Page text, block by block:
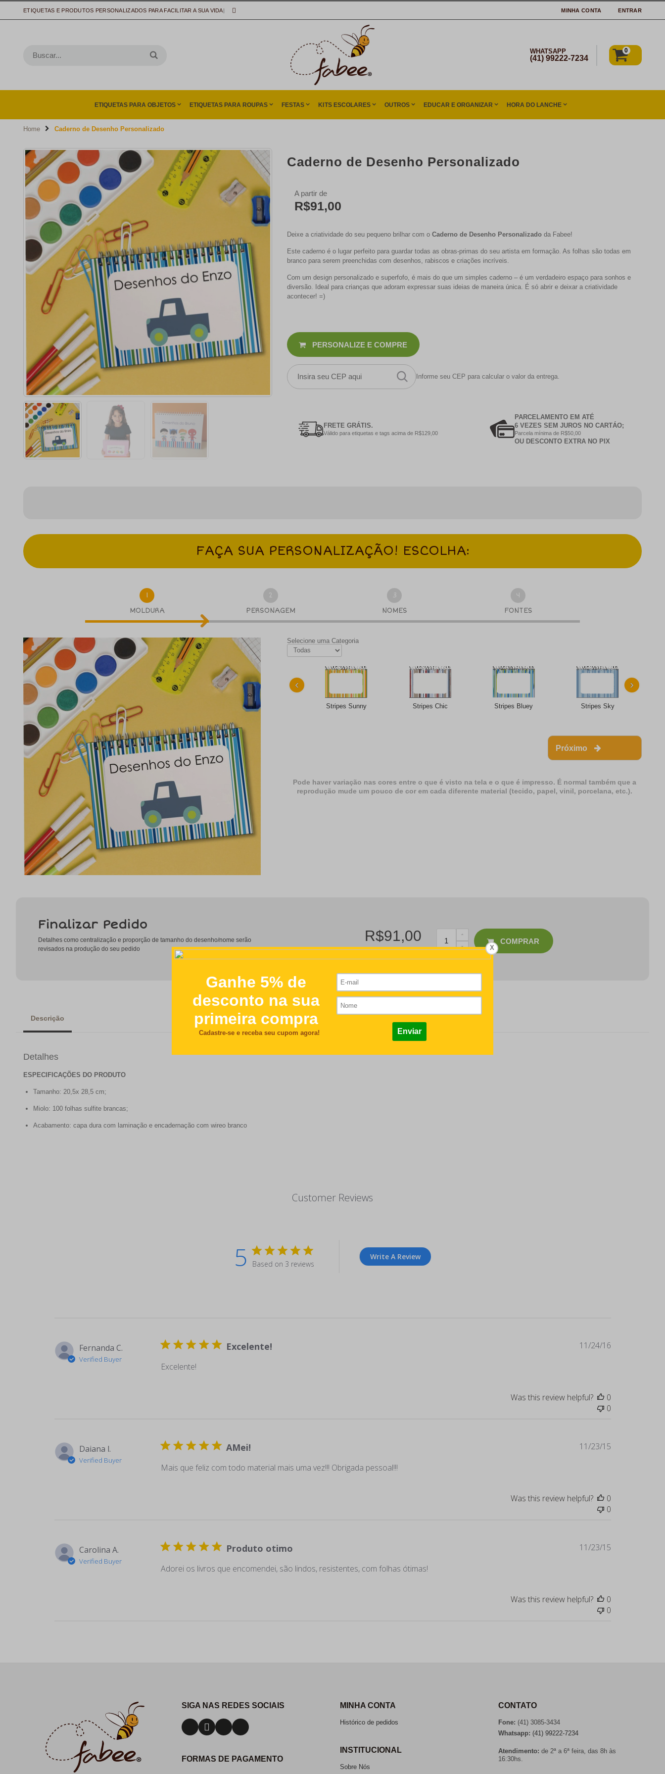
MINHA CONTA ENTRAR
ETIQUETAS E PRODUTOS PERSONALIZADOS PARA FACILITAR A SUA VIDA|
WHATSAPP
(41) 99222-7234
0
ETIQUETAS PARA OBJETOS ETIQUETAS PARA ROUPAS FESTAS KITS ESCOLARES OUTROS EDUCAR E ORGANIZAR HORA DO LANCHE
Home Caderno de Desenho Personalizado
Caderno de Desenho Personalizado
A partir de
R$91,00
Deixe a criatividade do seu pequeno brilhar com oCaderno de Desenho Personalizado da Fabee!
Este caderno é o lugar perfeito para guardar todas as obras-primas do seu artista em formação. As folhas são todas em
branco para serem preenchidas com desenhos, rabiscos e criações incríveis.
Com um design personalizado e superfofo, é mais do que um simples caderno – é um verdadeiro espaço para sonhos e
diversão. Ideal para crianças que adoram expressar suas ideias de maneira única. É só abrir e deixar a criatividade
acontecer! =)
PERSONALIZE E COMPRE
Informe seu CEP para calcular o valor da entrega.
FRETE GRÁTIS.
Válido para etiquetas e tags acima de R$129,00
PARCELAMENTO EM ATÉ
6 VEZES SEM JUROS NO CARTÁO;
Parcela mínima de R$50,00
OU DESCONTO EXTRA NO PIX
FAÇA SUA PERSONALIZAÇÃO! ESCOLHA:
1
MOLDURA
2
PERSONAGEM
3
NOMES
4
FONTES
Selecione uma Categoria
Stripes Sunny Stripes Chic Stripes Bluey Stripes Sky
‹ ›
Próximo
Pode haver variação nas cores entre o que é visto na tela e o que é impresso. É normal também que a
reprodução mude um pouco de cor em cada diferente material (tecido, papel, vinil, porcelana, etc.).
Finalizar Pedido
Detalhes como centralização e proporção de tamanho do desenho/nome serão
revisados na produção do seu pedido
R$91,00 COMPRAR
Descrição
Detalhes
ESPECIFICAÇÕES DO PRODUTO
Tamanho: 20,5x 28,5 cm;
Miolo: 100 folhas sulfite brancas;
Acabamento: capa dura com laminação e encadernação com wireo branco
Customer Reviews
5 Based on 3 reviews
Write A Review
Fernanda C.
Verified Buyer
Excelente!
Excelente!
Published
11/24/16
Was this review helpful?
0
0
Daiana l.
Verified Buyer
AMei!
Mais que feliz com todo material mais uma vez!!! Obrigada pessoal!!!
Published
11/23/15
Was this review helpful?
0
0
Carolina A.
Verified Buyer
Produto otimo
Adorei os livros que encomendei, são lindos, resistentes, com folhas ótimas!
Published
11/23/15
Was this review helpful?
0
0
SIGA NAS REDES SOCIAIS
FORMAS DE PAGAMENTO
MINHA CONTA
Histórico de pedidos
INSTITUCIONAL
Sobre Nós
CONTATO
Fone: (41) 3085-3434
Whatsapp: (41) 99222-7234
Atendimento: de 2ª a 6ª feira, das 8h às
16:30hs.
X